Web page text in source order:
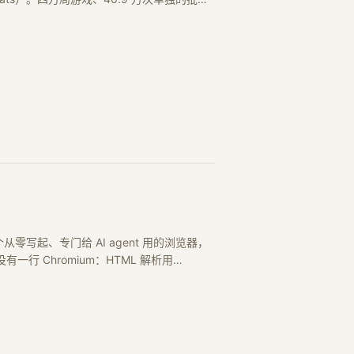
零写起、专门给 AI agent 用的浏览器，
一行 Chromium：HTML 解析用…